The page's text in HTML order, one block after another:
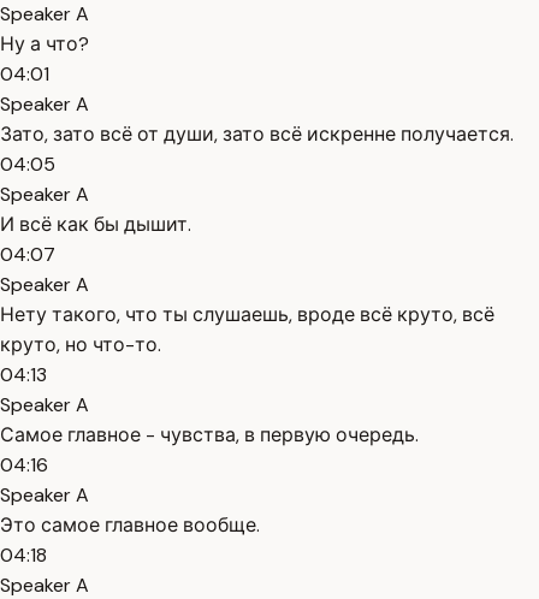
Speaker A
Ну а что?
04:01
Speaker A
Зато, зато всё от души, зато всё искренне получается.
04:05
Speaker A
И всё как бы дышит.
04:07
Speaker A
Нету такого, что ты слушаешь, вроде всё круто, всё
круто, но что-то.
04:13
Speaker A
Самое главное - чувства, в первую очередь.
04:16
Speaker A
Это самое главное вообще.
04:18
Speaker A